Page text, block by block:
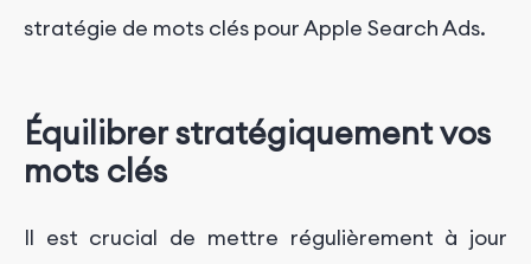
stratégie de mots clés pour Apple Search Ads.
Équilibrer stratégiquement vos
mots clés
Il est crucial de mettre régulièrement à jour